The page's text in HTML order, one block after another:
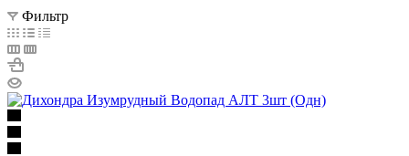
Фильтр